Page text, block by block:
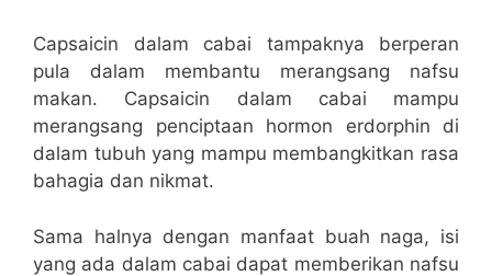
Capsaicin dalam cabai tampaknya berperan
pula dalam membantu merangsang nafsu
makan. Capsaicin dalam cabai mampu
merangsang penciptaan hormon erdorphin di
dalam tubuh yang mampu membangkitkan rasa
bahagia dan nikmat.
Sama halnya dengan manfaat buah naga, isi
yang ada dalam cabai dapat memberikan nafsu